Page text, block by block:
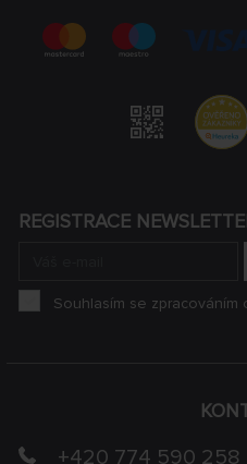
+420 774 590 258
REGISTRACE
Souhlasím se zpracováním